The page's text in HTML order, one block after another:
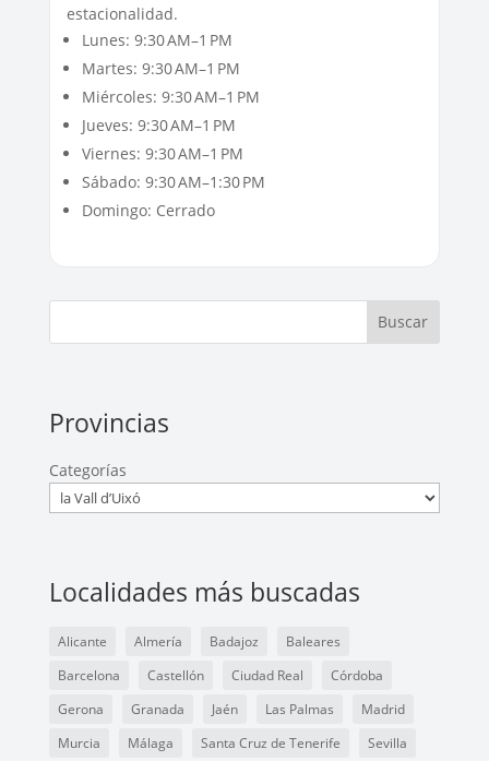
estacionalidad.
Lunes: 9:30 AM–1 PM
Martes: 9:30 AM–1 PM
Miércoles: 9:30 AM–1 PM
Jueves: 9:30 AM–1 PM
Viernes: 9:30 AM–1 PM
Sábado: 9:30 AM–1:30 PM
Domingo: Cerrado
Buscar
Provincias
Categorías
Localidades más buscadas
Alicante Almería Badajoz
Baleares
Barcelona
Castellón Ciudad Real
Córdoba
Gerona
Granada Jaén Las Palmas
Madrid
Murcia
Málaga Santa Cruz de Tenerife Sevilla